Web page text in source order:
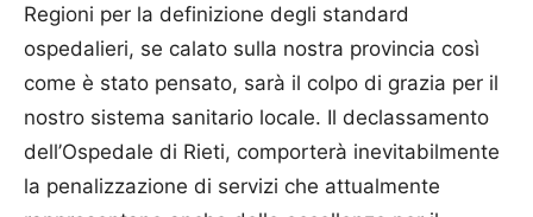
Regioni per la definizione degli standard
ospedalieri, se calato sulla nostra provincia così
come è stato pensato, sarà il colpo di grazia per il
nostro sistema sanitario locale. Il declassamento
dell’Ospedale di Rieti, comporterà inevitabilmente
la penalizzazione di servizi che attualmente